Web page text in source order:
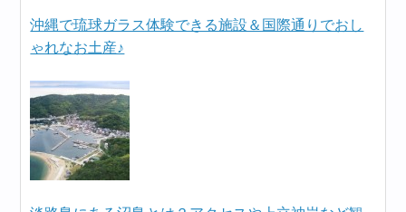
沖縄で琉球ガラス体験できる施設＆国際通りでおし
ゃれなお土産♪